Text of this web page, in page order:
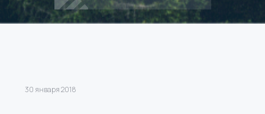
30 января 2018